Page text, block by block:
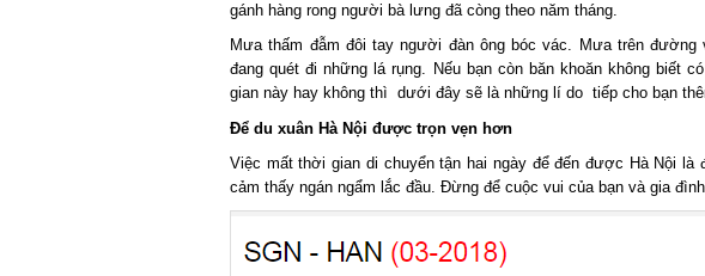
gánh hàng rong người bà lưng đã còng theo năm tháng.
Mưa thấm đẫm đôi tay người đàn ông bóc vác. Mưa trên đường
đang quét đi những lá rụng. Nếu bạn còn băn khoăn không biết
gian này hay không thì dưới đây sẽ là những lí do tiếp cho bạn
Để du xuân Hà Nội được trọn vẹn hơn
Việc mất thời gian di chuyển tận hai ngày để đến được Hà Nội là
cảm thấy ngán ngẩm lắc đầu. Đừng để cuộc vui của bạn và gia